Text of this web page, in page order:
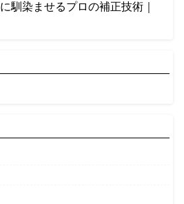
馴染ませるプロの補正技術｜